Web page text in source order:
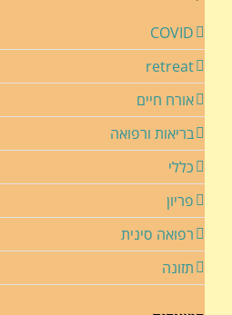
COVID
retreat
אורח חיים
בריאות ורפואה
כללי
פריון
רפואה סינית
תזונה